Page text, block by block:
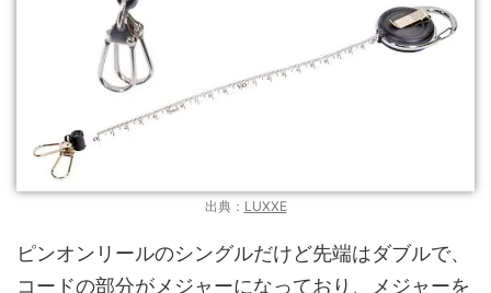
出典： LUXXE
ピンオンリールのシングルだけど先端はダブルで、
コードの部分がメジャーになっており、メジャーを